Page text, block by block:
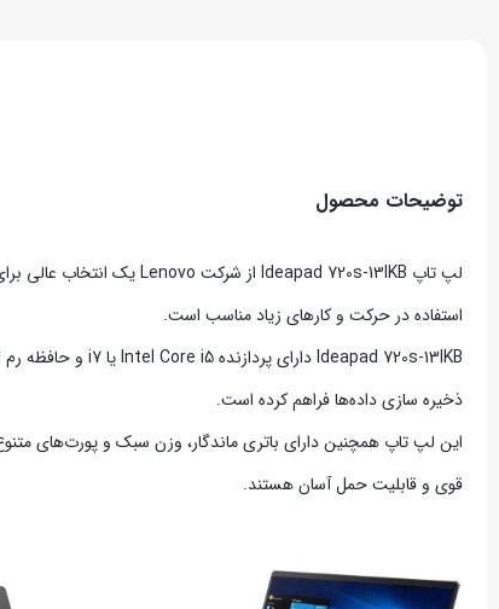
توضیحات محصول
استفاده در حرکت و کارهای زیاد مناسب است.
ذخیره سازی داده‌ها فراهم کرده است.
قوی و قابلیت حمل آسان هستند.